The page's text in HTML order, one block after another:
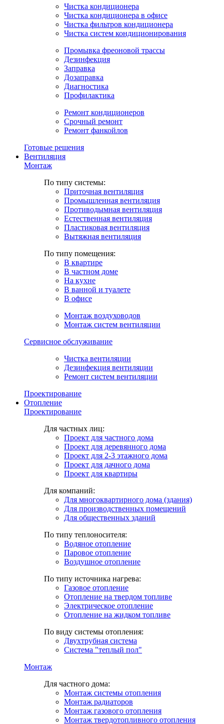
Чистка кондиционера
Чистка кондиционера в офисе
Чистка фильтров кондиционера
Чистка систем кондиционирования
Промывка фреоновой трассы
Дезинфекция
Заправка
Дозаправка
Диагностика
Профилактика
Ремонт кондиционеров
Срочный ремонт
Ремонт фанкойлов
Готовые решения
Вентиляция
Монтаж
По типу системы:
Приточная вентиляция
Промышленная вентиляция
Противодымная вентиляция
Естественная вентиляция
Пластиковая вентиляция
Вытяжная вентиляция
По типу помещения:
В квартире
В частном доме
На кухне
В ванной и туалете
В офисе
Монтаж воздуховодов
Монтаж систем вентиляции
Сервисное обслуживание
Чистка вентиляции
Дезинфекция вентиляции
Ремонт систем вентиляции
Проектирование
Отопление
Проектирование
Для частных лиц:
Проект для частного дома
Проект для деревянного дома
Проект для 2-3 этажного дома
Проект для дачного дома
Проект для квартиры
Для компаний:
Для многоквартирного дома (здания)
Для производственных помещений
Для общественных зданий
По типу теплоносителя:
Водяное отопление
Паровое отопление
Воздушное отопление
По типу источника нагрева:
Газовое отопление
Отопление на твердом топливе
Электрическое отопление
Отопление на жидком топливе
По виду системы отопления:
Двухтрубная система
Система "теплый пол"
Монтаж
Для частного дома:
Монтаж системы отопления
Монтаж радиаторов
Монтаж газового отопления
Монтаж твердотопливного отопления